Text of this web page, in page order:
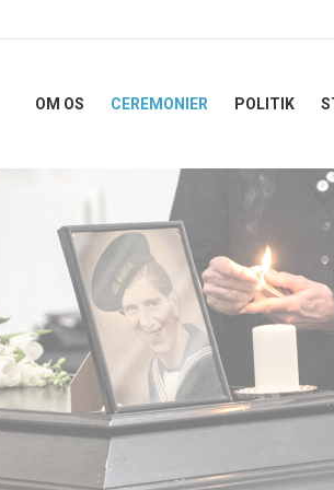
OM OS CEREMONIER POLITIK